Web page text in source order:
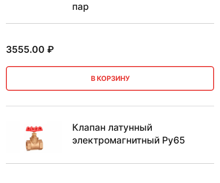
пар
3555.00 ₽
В КОРЗИНУ
Клапан латунный
электромагнитный Ру65